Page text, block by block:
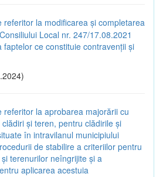
referitor la modificarea și completarea
Local nr. 247/17.08.2021
faptelor ce constituie contravenții și
referitor la aprobarea majorării cu
și teren, pentru clădirile și
în intravilanul municipiului
de stabilire a criteriilor pentru
terenurilor neîngrijite și a
aplicarea acestuia